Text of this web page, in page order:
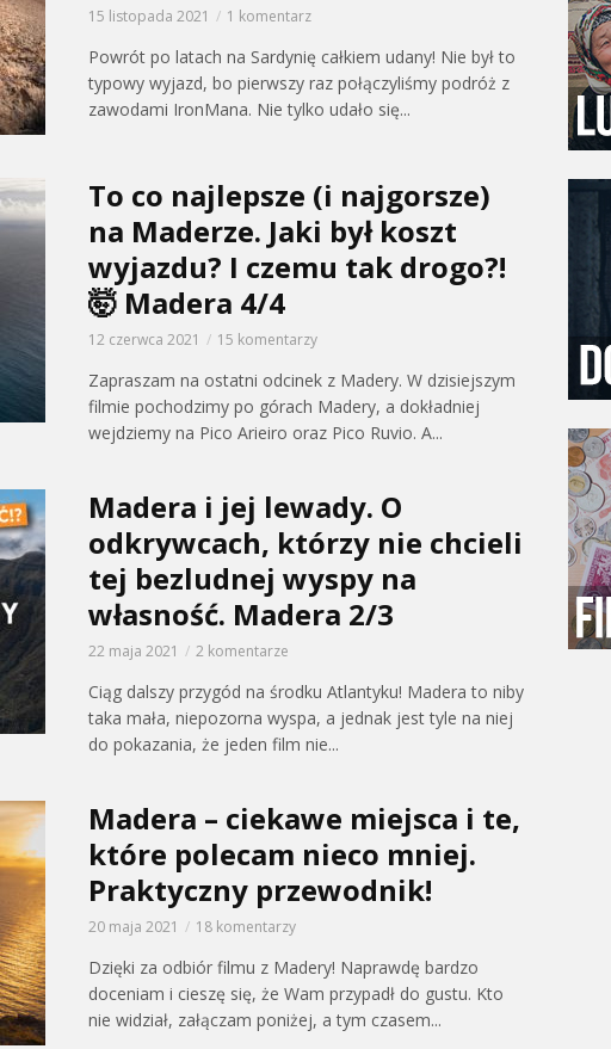
15 listopada 2021 1 komentarz
Powrót po latach na Sardynię całkiem udany! Nie był to
typowy wyjazd, bo pierwszy raz połączyliśmy podróż z
zawodami IronMana. Nie tylko udało się...
To co najlepsze (i najgorsze)
na Maderze. Jaki był koszt
wyjazdu? I czemu tak drogo?!
🤯 Madera 4/4
12 czerwca 2021 15 komentarzy
Zapraszam na ostatni odcinek z Madery. W dzisiejszym
filmie pochodzimy po górach Madery, a dokładniej
wejdziemy na Pico Arieiro oraz Pico Ruvio. A...
Madera i jej lewady. O
odkrywcach, którzy nie chcieli
tej bezludnej wyspy na
własność. Madera 2/3
22 maja 2021 2 komentarze
Ciąg dalszy przygód na środku Atlantyku! Madera to niby
taka mała, niepozorna wyspa, a jednak jest tyle na niej
do pokazania, że jeden film nie...
Madera – ciekawe miejsca i te,
które polecam nieco mniej.
Praktyczny przewodnik!
20 maja 2021 18 komentarzy
Dzięki za odbiór filmu z Madery! Naprawdę bardzo
doceniam i cieszę się, że Wam przypadł do gustu. Kto
nie widział, załączam poniżej, a tym czasem...